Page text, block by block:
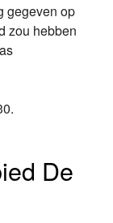
gegeven op
zou hebben
De